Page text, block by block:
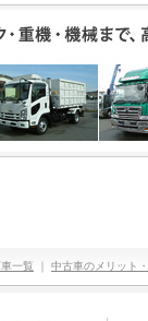
一覧 中古車のメリット